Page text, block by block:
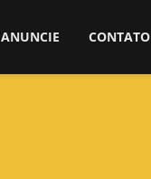
ANUNCIE CONTATO